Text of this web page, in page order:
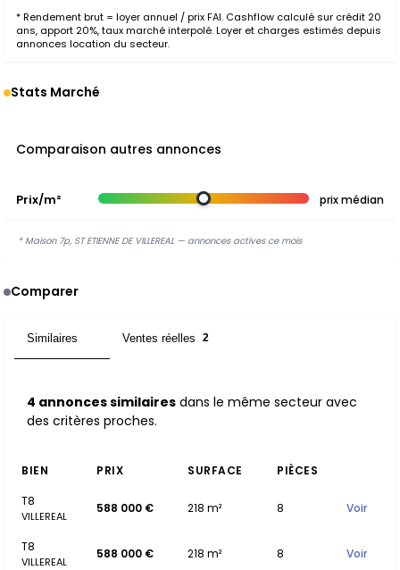
* Rendement brut = loyer annuel / prix FAI. Cashflow calculé sur crédit 20
ans, apport 20%, taux marché interpolé. Loyer et charges estimés depuis
annonces location du secteur.
Stats Marché
Comparaison autres annonces
Prix/m² prix médian
* Maison 7p, ST ETIENNE DE VILLEREAL — annonces actives ce mois
Comparer
Similaires Ventes réelles 2
4 annonces similaires dans le même secteur avec
des critères proches.
BIEN PRIX SURFACE
PIÈCES
T8
VILLEREAL
588 000 € 218 m² 8 Voir
T8
VILLEREAL
588 000 € 218 m² 8 Voir